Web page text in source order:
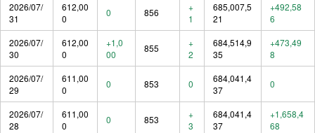
2026/07/
31
612,00
0
0 856
+
1
685,007,5
21
+492,58
6
2026/07/
30
612,00
0
+1,0
00
855
+
2
684,514,9
35
+473,49
8
2026/07/
29
611,00
0
0 853 0
684,041,4
37
0
2026/07/
28
611,00
0
0 853
+
3
684,041,4
37
+1,658,4
68